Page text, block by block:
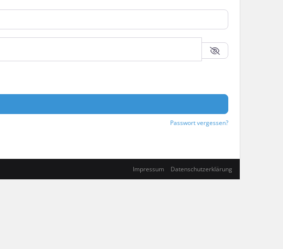
Passwort vergessen?
Impressum Datenschutzerklärung